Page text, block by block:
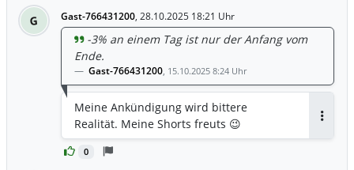
G Gast-766431200, 28.10.2025 18:21 Uhr
0
-3% an einem Tag ist nur der Anfang vom
Ende.
Gast-766431200, 15.10.2025 8:24 Uhr
Meine Ankündigung wird bittere
Realität. Meine Shorts freuts 😉